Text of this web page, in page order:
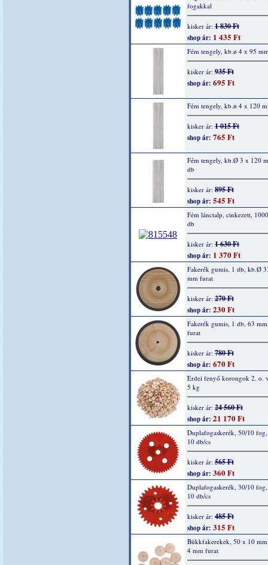
fogakkal
kisker ár: 1 830 Ft
shop ár: 1 435 Ft
Fém tengely, kb.ø 4 x 95
kisker ár: 935 Ft
shop ár: 695 Ft
Fém tengely, kb.ø 4 x 120
kisker ár: 1 015 Ft
shop ár: 765 Ft
Fém tengely, kb.Ø 3 x 120
db
kisker ár: 895 Ft
shop ár: 545 Ft
Fém lánctalp, cinkezett,
db
kisker ár: 1 630 Ft
shop ár: 1 370 Ft
Fakerék gumis, 1 db, kb.Ø
mm furat
kisker ár: 270 Ft
shop ár: 230 Ft
Fakerék gumis, 1 db, 63
furat
kisker ár: 780 Ft
shop ár: 670 Ft
Erdei fenyő korongok 2. o.
5 kg
kisker ár: 24 560 Ft
shop ár: 21 170 Ft
Duplafogaskerék, 50/10
10 db/cs
kisker ár: 565 Ft
shop ár: 360 Ft
Duplafogaskerék, 30/10
10 db/cs
kisker ár: 485 Ft
shop ár: 315 Ft
Bükkfakerekek, 50 x 10
4 mm furat